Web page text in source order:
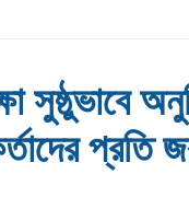
প্রতি